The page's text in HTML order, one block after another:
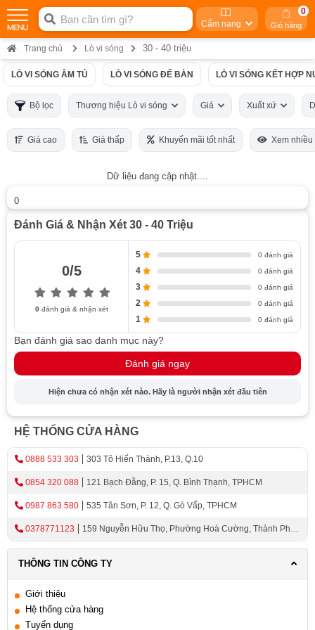
Cẩm nang Giỏ hàng
0
Trang chủ Lò vi sóng 30 - 40 triệu
LÒ VI SÓNG ÂM TỦ LÒ VI SÓNG ĐỂ BÀN LÒ VI SÓNG KẾT HỢP
Bộ lọc Thương hiệu Lò vi sóng Giá Xuất xứ
Giá cao Giá thấp Khuyến mãi tốt nhất Xem nhiều
Dữ liệu đang cập nhật....
0
Đánh Giá & Nhận Xét 30 - 40 Triệu
0/5
0đánh giá & nhận xét
5 0 đánh giá
4 0 đánh giá
3 0 đánh giá
2 0 đánh giá
1 0 đánh giá
Bạn đánh giá sao danh mục này?
Đánh giá ngay
Hiện chưa có nhận xét nào. Hãy là người nhận xét đầu tiên
HỆ THỐNG CỬA HÀNG
0888 533 303 303 Tô Hiến Thành, P.13, Q.10
0854 320 088 121 Bạch Đằng, P. 15, Q. Bình Thạnh, TPHCM
0987 863 580 535 Tân Sơn, P. 12, Q. Gò Vấp, TPHCM
0378771123
159 Nguyễn Hữu Thọ, Phường Hoà Cường, Thành Phố
THÔNG TIN CÔNG TY
Giới thiệu
Hệ thống cửa hàng
Tuyển dụng